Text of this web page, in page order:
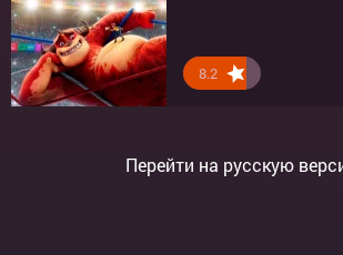
8.2
5.7
7.8
Перейти на русскую